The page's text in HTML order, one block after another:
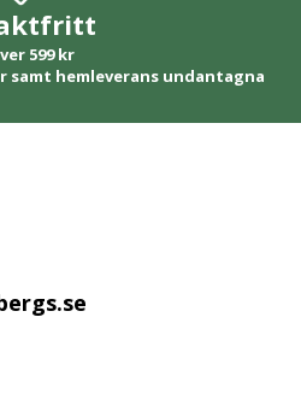
599 kr
samt hemleverans undantagna